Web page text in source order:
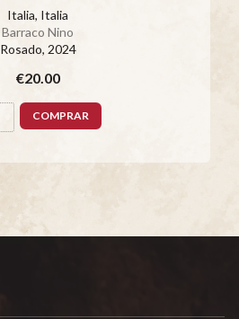
Italia, Italia
Barraco Nino
Rosado, 2024
€20.00
COMPRAR